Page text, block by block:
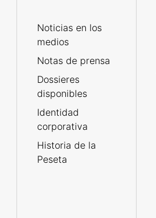
Noticias en los
medios
Notas de prensa
Dossieres
disponibles
Identidad
corporativa
Historia de la
Peseta